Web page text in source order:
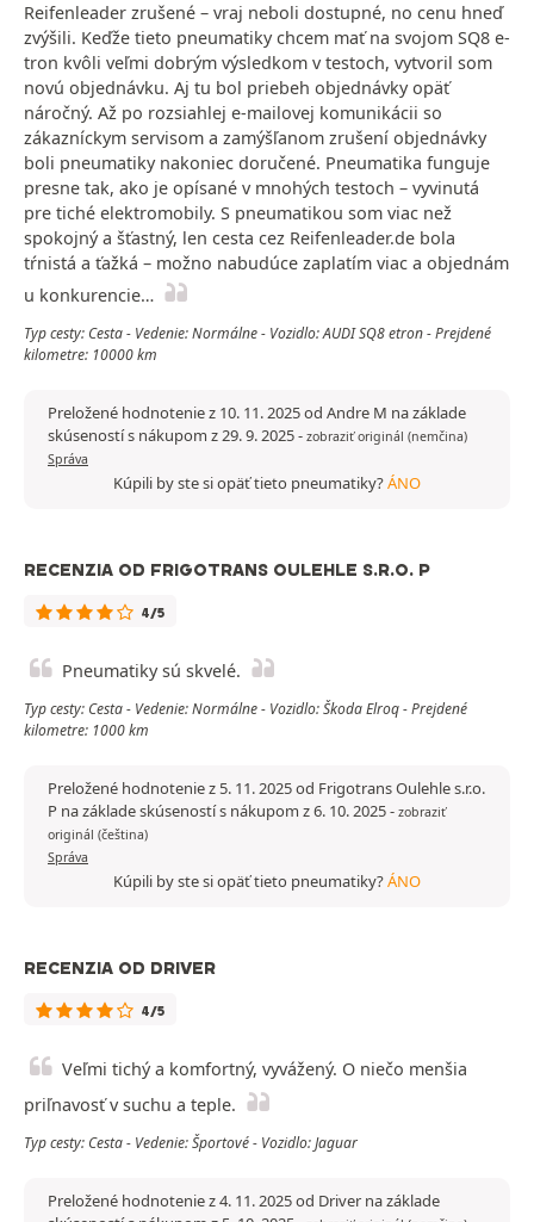
Reifenleader zrušené – vraj neboli dostupné, no cenu hneď
zvýšili. Keďže tieto pneumatiky chcem mať na svojom SQ8 e-
tron kvôli veľmi dobrým výsledkom v testoch, vytvoril som
novú objednávku. Aj tu bol priebeh objednávky opäť
náročný. Až po rozsiahlej e-mailovej komunikácii so
zákazníckym servisom a zamýšľanom zrušení objednávky
boli pneumatiky nakoniec doručené. Pneumatika funguje
presne tak, ako je opísané v mnohých testoch – vyvinutá
pre tiché elektromobily. S pneumatikou som viac než
spokojný a šťastný, len cesta cez Reifenleader.de bola
tŕnistá a ťažká – možno nabudúce zaplatím viac a objednám
u konkurencie…
Typ cesty: Cesta - Vedenie: Normálne - Vozidlo: AUDI SQ8 etron - Prejdené
kilometre: 10000 km
Preložené hodnotenie z 10. 11. 2025 od Andre M na základe
skúseností s nákupom z 29. 9. 2025- zobraziť originál (nemčina)
Správa
Kúpili by ste si opäť tieto pneumatiky?ÁNO
RECENZIA OD FRIGOTRANS OULEHLE S.R.O. P
4/5
Pneumatiky sú skvelé.
Typ cesty: Cesta - Vedenie: Normálne - Vozidlo: Škoda Elroq - Prejdené
kilometre: 1000 km
Preložené hodnotenie z 5. 11. 2025 od Frigotrans Oulehle s.r.o.
P na základe skúseností s nákupom z 6. 10. 2025- zobraziť
originál (čeština)
Správa
Kúpili by ste si opäť tieto pneumatiky?ÁNO
RECENZIA OD DRIVER
4/5
Veľmi tichý a komfortný, vyvážený. O niečo menšia
priľnavosť v suchu a teple.
Typ cesty: Cesta - Vedenie: Športové - Vozidlo: Jaguar
Preložené hodnotenie z 4. 11. 2025 od Driver na základe